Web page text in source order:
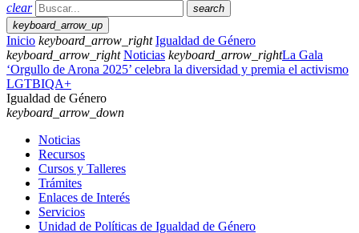
clear
search
keyboard_arrow_up
Inicio keyboard_arrow_right Igualdad de Género
keyboard_arrow_right Noticias keyboard_arrow_rightLa Gala
‘Orgullo de Arona 2025’ celebra la diversidad y premia el activismo
LGTBIQA+
Igualdad de Género
keyboard_arrow_down
Noticias
Recursos
Cursos y Talleres
Trámites
Enlaces de Interés
Servicios
Unidad de Políticas de Igualdad de Género